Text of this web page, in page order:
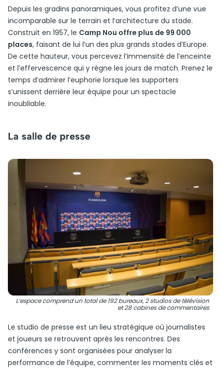
Depuis les gradins panoramiques, vous profitez d’une vue
incomparable sur le terrain et l’architecture du stade.
Construit en 1957, le Camp Nou offre plus de 99 000
places, faisant de lui l’un des plus grands stades d’Europe.
De cette hauteur, vous percevez l’immensité de l’enceinte
et l’effervescence qui y règne les jours de match. Prenez le
temps d’admirer l’euphorie lorsque les supporters
s’unissent derrière leur équipe pour un spectacle
inoubliable.
La salle de presse
L’espace comprend un total de 192 bureaux, 2 studios de télévision
et 28 cabines de commentaires
Le studio de presse est un lieu stratégique où journalistes
et joueurs se retrouvent après les rencontres. Des
conférences y sont organisées pour analyser la
performance de l’équipe, commenter les moments clés et